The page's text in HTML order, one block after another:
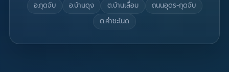
อ.กุดจับ อ.บ้านดุง ต.บ้านเลื่อม
ถนนอุดร-กุดจับ
ต.คำชะโนด